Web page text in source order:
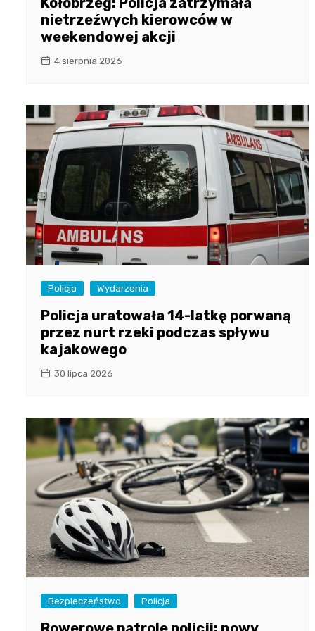
nietrzeźwych kierowców w
weekendowej akcji
4 sierpnia 2026
Policja Wydarzenia
Policja uratowała 14-latkę porwaną
przez nurt rzeki podczas spływu
kajakowego
30 lipca 2026
Bezpieczeństwo Policja